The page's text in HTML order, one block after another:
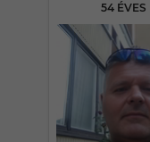
54 ÉVES